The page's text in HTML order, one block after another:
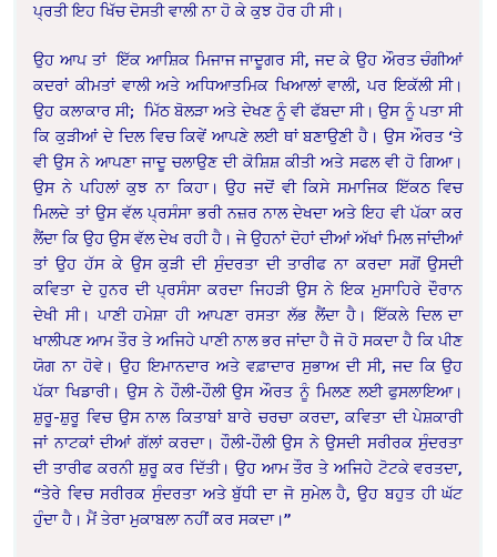
ਪ੍ਰਤੀ ਇਹ ਖਿੱਚ ਦੋਸਤੀ ਵਾਲੀ ਨਾ ਹੋ ਕੇ ਕੁਝ ਹੋਰ ਹੀ ਸੀ।
ਉਹ ਆਪ ਤਾਂ ਇੱਕ ਆਸ਼ਿਕ ਮਿਜਾਜ ਜਾਦੂਗਰ ਸੀ, ਜਦ ਕੇ ਉਹ ਔਰਤ ਚੰਗੀਆਂ
ਕਦਰਾਂ ਕੀਮਤਾਂ ਵਾਲੀ ਅਤੇ ਅਧਿਆਤਮਿਕ ਖਿਆਲਾਂ ਵਾਲੀ, ਪਰ ਇਕੱਲੀ ਸੀ।
ਉਹ ਕਲਾਕਾਰ ਸੀ; ਮਿੱਠ ਬੋਲੜਾ ਅਤੇ ਦੇਖਣ ਨੂੰ ਵੀ ਫੱਬਦਾ ਸੀ। ਉਸ ਨੂੰ ਪਤਾ ਸੀ
ਕਿ ਕੁੜੀਆਂ ਦੇ ਦਿਲ ਵਿਚ ਕਿਵੇਂ ਆਪਣੇ ਲਈ ਥਾਂ ਬਣਾਉਣੀ ਹੈ। ਉਸ ਔਰਤ ‘ਤੇ
ਵੀ ਉਸ ਨੇ ਆਪਣਾ ਜਾਦੂ ਚਲਾਉਣ ਦੀ ਕੋਸ਼ਿਸ਼ ਕੀਤੀ ਅਤੇ ਸਫਲ ਵੀ ਹੋ ਗਿਆ।
ਉਸ ਨੇ ਪਹਿਲਾਂ ਕੁਝ ਨਾ ਕਿਹਾ। ਉਹ ਜਦੋਂ ਵੀ ਕਿਸੇ ਸਮਾਜਿਕ ਇੱਕਠ ਵਿਚ
ਮਿਲਦੇ ਤਾਂ ਉਸ ਵੱਲ ਪ੍ਰਸੰਸਾ ਭਰੀ ਨਜ਼ਰ ਨਾਲ ਦੇਖਦਾ ਅਤੇ ਇਹ ਵੀ ਪੱਕਾ ਕਰ
ਲੈਂਦਾ ਕਿ ਉਹ ਉਸ ਵੱਲ ਦੇਖ ਰਹੀ ਹੈ। ਜੇ ਉਹਨਾਂ ਦੋਹਾਂ ਦੀਆਂ ਅੱਖਾਂ ਮਿਲਜਾਂਦੀਆਂ
ਤਾਂ ਉਹ ਹੱਸ ਕੇ ਉਸ ਕੁੜੀ ਦੀ ਸੁੰਦਰਤਾ ਦੀ ਤਾਰੀਫ ਨਾ ਕਰਦਾ ਸਗੋਂ ਉਸਦੀ
ਕਵਿਤਾ ਦੇ ਹੁਨਰ ਦੀ ਪ੍ਰਸੰਸਾ ਕਰਦਾ ਜਿਹੜੀ ਉਸ ਨੇ ਇਕ ਮੁਸਾਹਿਰੇ ਦੌਰਾਨ
ਦੇਖੀ ਸੀ। ਪਾਣੀ ਹਮੇਸ਼ਾ ਹੀ ਆਪਣਾ ਰਸਤਾ ਲੱਭ ਲੈਂਦਾ ਹੈ। ਇੱਕਲੇ ਦਿਲ ਦਾ
ਖਾਲੀਪਣ ਆਮ ਤੌਰ ਤੇ ਅਜਿਹੇ ਪਾਣੀ ਨਾਲ ਭਰ ਜਾਂਦਾ ਹੈ ਜੋ ਹੋ ਸਕਦਾ ਹੈ ਕਿ ਪੀਣ
ਯੋਗ ਨਾ ਹੋਵੇ। ਉਹ ਇਮਾਨਦਾਰ ਅਤੇ ਵਫ਼ਾਦਾਰ ਸੁਭਾਅ ਦੀ ਸੀ, ਜਦ ਕਿ ਉਹ
ਪੱਕਾ ਖਿਡਾਰੀ। ਉਸ ਨੇ ਹੌਲੀ-ਹੌਲੀ ਉਸ ਔਰਤ ਨੂੰ ਮਿਲਣ ਲਈ ਫੁਸਲਾਇਆ।
ਸ਼ੁਰੂ-ਸ਼ੁਰੂ ਵਿਚ ਉਸ ਨਾਲ ਕਿਤਾਬਾਂ ਬਾਰੇ ਚਰਚਾ ਕਰਦਾ, ਕਵਿਤਾ ਦੀ ਪੇਸ਼ਕਾਰੀ
ਜਾਂ ਨਾਟਕਾਂ ਦੀਆਂ ਗੱਲਾਂ ਕਰਦਾ। ਹੌਲੀ-ਹੌਲੀ ਉਸ ਨੇ ਉਸਦੀ ਸਰੀਰਕ ਸੁੰਦਰਤਾ
ਦੀ ਤਾਰੀਫ ਕਰਨੀ ਸ਼ੁਰੂ ਕਰ ਦਿੱਤੀ। ਉਹ ਆਮ ਤੌਰ ਤੇ ਅਜਿਹੇ ਟੋਟਕੇ ਵਰਤਦਾ,
“ਤੇਰੇ ਵਿਚ ਸਰੀਰਕ ਸੁੰਦਰਤਾ ਅਤੇ ਬੁੱਧੀ ਦਾ ਜੋ ਸੁਮੇਲ ਹੈ, ਉਹ ਬਹੁਤ ਹੀ ਘੱਟ
ਹੁੰਦਾ ਹੈ। ਮੈਂ ਤੇਰਾ ਮੁਕਾਬਲਾ ਨਹੀਂ ਕਰ ਸਕਦਾ।”